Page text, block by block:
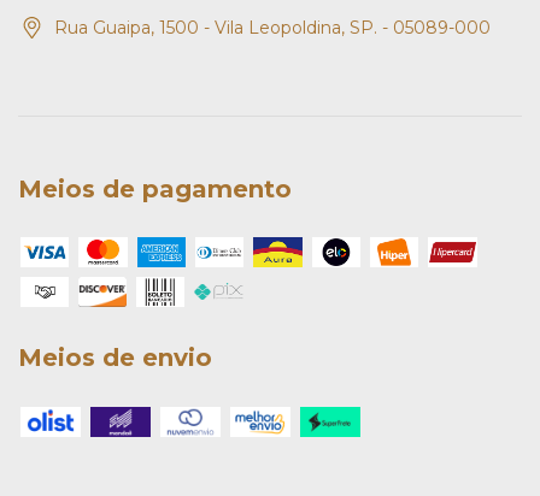
Rua Guaipa, 1500 - Vila Leopoldina, SP. - 05089-000
Meios de pagamento
Meios de envio